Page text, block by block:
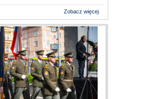
Zobacz więcej